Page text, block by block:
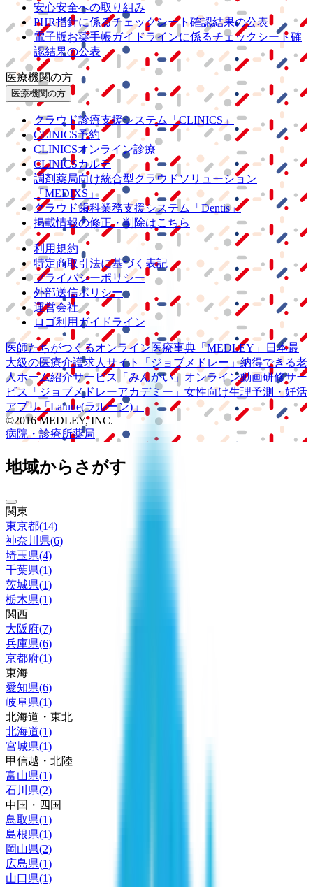
安心安全への取り組み
PHR指針に係るチェックシート確認結果の公表
電子版お薬手帳ガイドラインに係るチェックシート確
認結果の公表
医療機関の方
医療機関の方
クラウド診療支援システム
「CLINICS」
CLINICS予約
CLINICSオンライン診療
CLINICSカルテ
調剤薬局向け統合型クラウドソリューション
「MEDIXS」
クラウド歯科業務支援システム
「Dentis」
掲載情報の修正・削除はこちら
利用規約
特定商取引法に基づく表記
プライバシーポリシー
外部送信ポリシー
運営会社
ロゴ利用ガイドライン
医師たちがつくるオンライン医療事典 「MEDLEY」
日本最
大級の医療介護求人サイト 「ジョブメドレー」納得できる老
人ホーム紹介サービス
「みんかい」 オンライン動画研修サー
ビス
「ジョブメドレーアカデミー」 女性向け生理予測・妊活
アプリ「Lalune(ラルーン)」
©2016 MEDLEY, INC.
病院・診療所薬局
地域からさがす
関東
東京都(14)
神奈川県(6)
埼玉県(4)
千葉県(1)
茨城県(1)
栃木県(1)
関西
大阪府(7)
兵庫県(6)
京都府(1)
東海
愛知県(6)
岐阜県(1)
北海道・東北
北海道(1)
宮城県(1)
甲信越・北陸
富山県(1)
石川県(2)
中国・四国
鳥取県(1)
島根県(1)
岡山県(2)
広島県(1)
山口県(1)